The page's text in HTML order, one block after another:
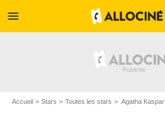
menu
Accueil Stars Toutes les stars Agatha Kaspar